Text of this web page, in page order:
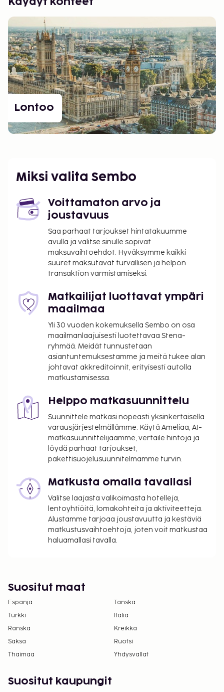
Lontoo
Miksi valita Sembo
Voittamaton arvo ja
joustavuus
Saa parhaat tarjoukset hintatakuumme
avulla ja valitse sinulle sopivat
maksuvaihtoehdot. Hyväksymme kaikki
suuret maksutavat turvallisen ja helpon
transaktion varmistamiseksi.
Matkailijat luottavat ympäri
maailmaa
Yli 30 vuoden kokemuksella Sembo on osa
maailmanlaajuisesti luotettavaa Stena-
ryhmää. Meidät tunnustetaan
asiantuntemuksestamme ja meitä tukee alan
johtavat akkreditoinnit, erityisesti autolla
matkustamisessa.
Helppo matkasuunnittelu
Suunnittele matkasi nopeasti yksinkertaisella
varausjärjestelmällämme. Käytä Ameliaa, AI-
matkasuunnittelijaamme, vertaile hintoja ja
löydä parhaat tarjoukset,
pakettisuojelusuunnitelmamme turvin.
Matkusta omalla tavallasi
Valitse laajasta valikoimasta hotelleja,
lentoyhtiöitä, lomakohteita ja aktiviteetteja.
Alustamme tarjoaa joustavuutta ja kestäviä
matkustusvaihtoehtoja, joten voit matkustaa
haluamallasi tavalla.
Suositut maat
Espanja
Tanska
Turkki
Italia
Ranska
Kreikka
Saksa
Ruotsi
Thaimaa
Yhdysvallat
Suositut kaupungit